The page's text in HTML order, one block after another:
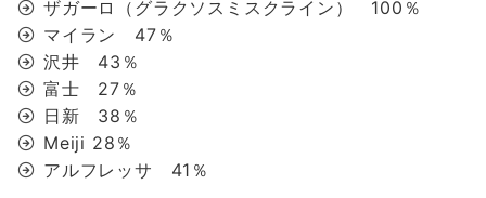
ザガーロ（グラクソスミスクライン） 100％
マイラン 47％
沢井 43％
富士 27％
日新 38％
Meiji 28％
アルフレッサ 41％